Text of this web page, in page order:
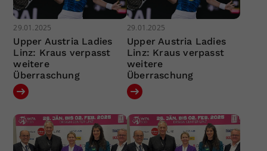
29.01.2025
Upper Austria Ladies
Linz: Kraus verpasst
weitere
Überraschung
29.01.2025
Upper Austria Ladies
Linz: Kraus verpasst
weitere
Überraschung